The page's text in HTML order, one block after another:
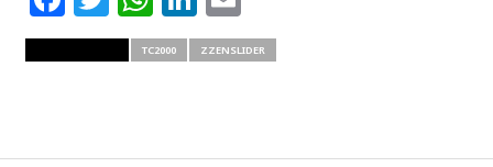
TC2000 ZZENSLIDER